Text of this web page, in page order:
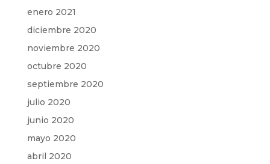
enero 2021
diciembre 2020
noviembre 2020
octubre 2020
septiembre 2020
julio 2020
junio 2020
mayo 2020
abril 2020